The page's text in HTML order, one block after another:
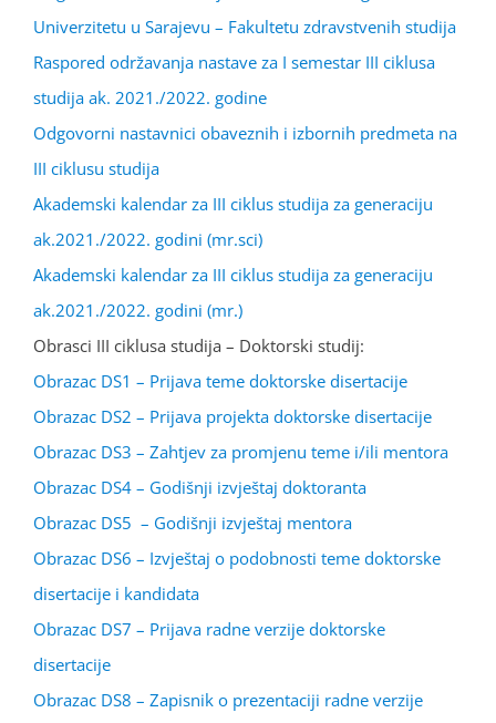
Univerzitetu u Sarajevu – Fakultetu zdravstvenih studija
Raspored održavanja nastave za I semestar III ciklusa
studija ak. 2021./2022. godine
Odgovorni nastavnici obaveznih i izbornih predmeta na
III ciklusu studija
Akademski kalendar za III ciklus studija za generaciju
ak.2021./2022. godini (mr.sci)
Akademski kalendar za III ciklus studija za generaciju
ak.2021./2022. godini (mr.)
Obrasci III ciklusa studija – Doktorski studij:
Obrazac DS1 – Prijava teme doktorske disertacije
Obrazac DS2 – Prijava projekta doktorske disertacije
Obrazac DS3 – Zahtjev za promjenu teme i/ili mentora
Obrazac DS4 – Godišnji izvještaj doktoranta
Obrazac DS5 – Godišnji izvještaj mentora
Obrazac DS6 – Izvještaj o podobnosti teme doktorske
disertacije i kandidata
Obrazac DS7 – Prijava radne verzije doktorske
disertacije
Obrazac DS8 – Zapisnik o prezentaciji radne verzije